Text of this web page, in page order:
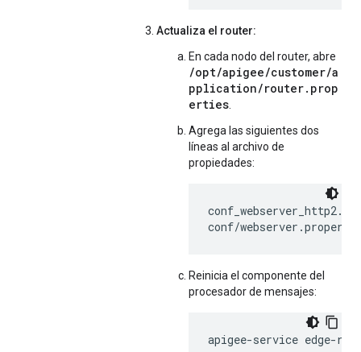
Actualiza el router:
En cada nodo del router, abre
/opt/apigee/customer/a
pplication/router.prop
erties
Agrega las siguientes dos
líneas al archivo de
propiedades:
conf/
Reinicia el componente del
procesador de mensajes:
apigee-service edge-